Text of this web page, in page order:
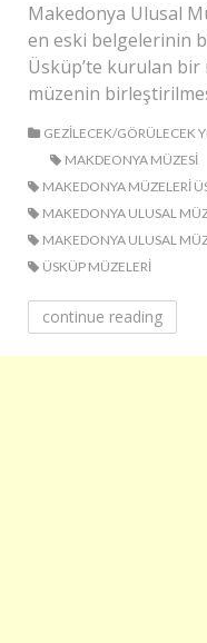
Makedonya Ulusal
en eski belgelerinin
Üsküp’te kurulan bir
müzenin
GEZILECEK/GÖRÜLECEK
MAKDEONYA MÜZESI
MAKEDONYA MÜZELERI
MAKEDONYA ULUSAL
MAKEDONYA ULUSAL
ÜSKÜP MÜZELERI
continue reading